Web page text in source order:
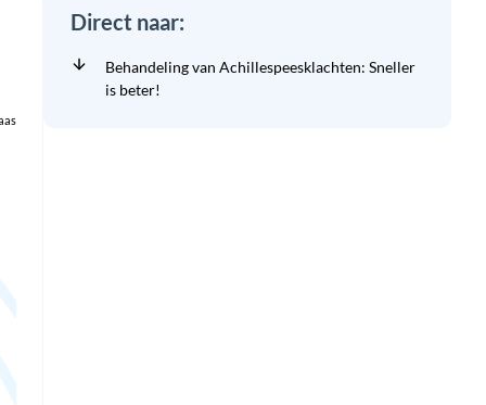
Direct naar:
Behandeling van Achillespeesklachten: Sneller
is beter!